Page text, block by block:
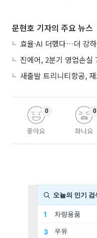
문현호 기자의 주요 뉴스
좋아요
0
화나요
0